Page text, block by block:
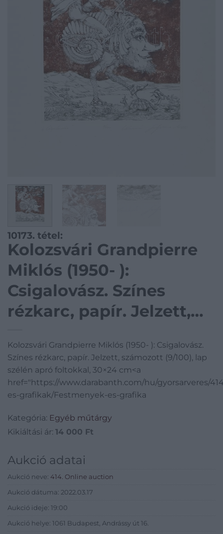
10173. tétel:
Kolozsvári Grandpierre
Miklós (1950- ):
Csigalovász. Színes
rézkarc, papír. Jelzett,
szélén apró foltokkal,
30×24 cm
Kolozsvári Grandpierre Miklós (1950- ): Csigalovász.
Színes rézkarc, papír. Jelzett, számozott (9/100), lap
szélén apró foltokkal, 30×24 cm<a
href="https://www.darabanth.com/hu/gyorsarveres/
es-grafikak/Festmenyek-es-grafika
Kategória: Egyéb műtárgy
Kikiáltási ár: 14 000 Ft
Aukció adatai
Aukció neve: 414. Online auction
Aukció dátuma: 2022.03.17
Aukció ideje: 19:00
Aukció helye: 1061 Budapest, Andrássy út 16.